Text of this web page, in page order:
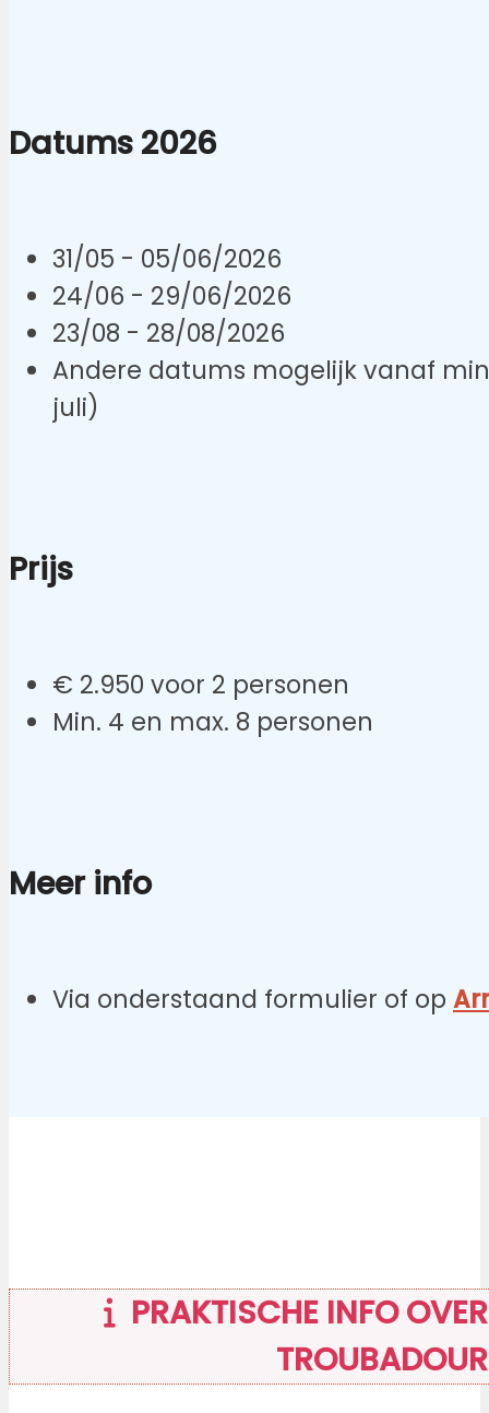
Datums 2026
31/05 - 05/06/2026
24/06 - 29/06/2026
23/08 - 28/08/2026
Andere datums mogelijk vanaf
juli)
Prijs
€ 2.950 voor 2 personen
Min. 4 en max. 8 personen
Meer info
Via onderstaand formulier of op
PRAKTISCHE INFO